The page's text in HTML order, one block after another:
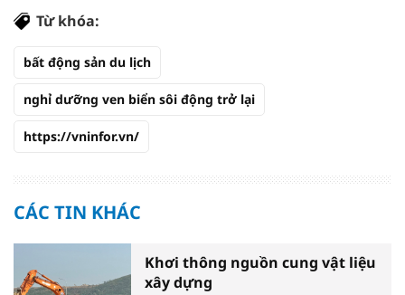
Từ khóa:
bất động sản du lịch
nghỉ dưỡng ven biển sôi động trở lại
https://vninfor.vn/
CÁC TIN KHÁC
Khơi thông nguồn cung vật liệu
xây dựng